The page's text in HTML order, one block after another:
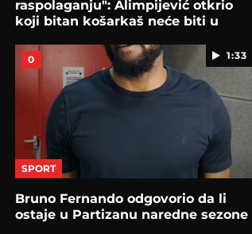
raspolaganju": Alimpijević otkrio
koji bitan košarkaš neće biti u
1:33
0
SPORT
Bruno Fernando odgovorio da li
ostaje u Partizanu naredne sezone